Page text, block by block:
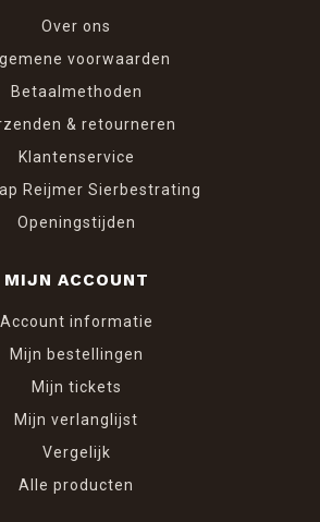
Over ons
voorwaarden
Betaalmethoden
& retourneren
Klantenservice
Reijmer Sierbestrating
Openingstijden
MIJN ACCOUNT
Account informatie
Mijn bestellingen
Mijn tickets
Mijn verlanglijst
Vergelijk
Alle producten